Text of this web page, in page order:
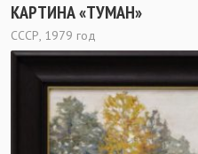
КАРТИНА «ТУМАН»
СССР, 1979 год